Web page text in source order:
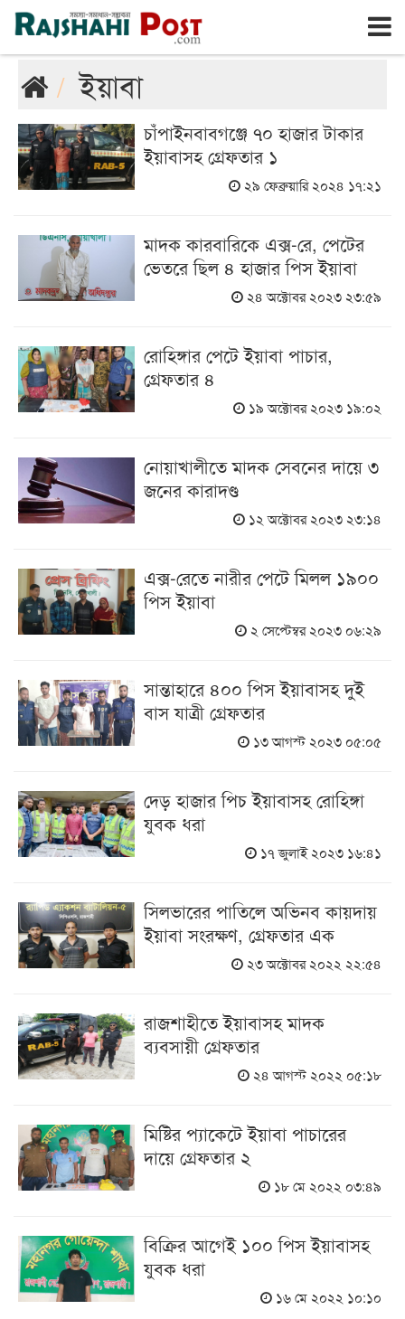
রাজশাহী রবিবার, ৯ই আগস্ট ২০২৬, ২৫শে শ্রাবণ ১৪৩৩
ইয়াবা
চাঁপাইনবাবগঞ্জে ৭০ হাজার টাকার
ইয়াবাসহ গ্রেফতার ১
২৯ ফেব্রুয়ারি ২০২৪ ১৭:২১
মাদক কারবারিকে এক্স-রে, পেটের
ভেতরে ছিল ৪ হাজার পিস ইয়াবা
২৪ অক্টোবর ২০২৩ ২৩:৫৯
রোহিঙ্গার পেটে ইয়াবা পাচার,
গ্রেফতার ৪
১৯ অক্টোবর ২০২৩ ১৯:০২
নোয়াখালীতে মাদক সেবনের দায়ে ৩
জনের কারাদণ্ড
১২ অক্টোবর ২০২৩ ২৩:১৪
এক্স-রেতে নারীর পেটে মিলল ১৯০০
পিস ইয়াবা
২ সেপ্টেম্বর ২০২৩ ০৬:২৯
সান্তাহারে ৪০০ পিস ইয়াবাসহ দুই
বাস যাত্রী গ্রেফতার
১৩ আগস্ট ২০২৩ ০৫:০৫
দেড় হাজার পিচ ইয়াবাসহ রোহিঙ্গা
যুবক ধরা
১৭ জুলাই ২০২৩ ১৬:৪১
সিলভারের পাতিলে অভিনব কায়দায়
ইয়াবা সংরক্ষণ, গ্রেফতার এক
২৩ অক্টোবর ২০২২ ২২:৫৪
রাজশাহীতে ইয়াবাসহ মাদক
ব্যবসায়ী গ্রেফতার
২৪ আগস্ট ২০২২ ০৫:১৮
মিষ্টির প্যাকেটে ইয়াবা পাচারের
দায়ে গ্রেফতার ২
১৮ মে ২০২২ ০৩:৪৯
বিক্রির আগেই ১০০ পিস ইয়াবাসহ
যুবক ধরা
১৬ মে ২০২২ ১০:১০